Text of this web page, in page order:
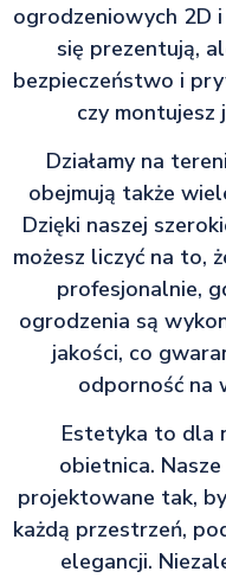
ogrodzeniowych 2D
się prezentują,
bezpieczeństwo i
czy montujesz
Działamy na
obejmują także
Dzięki naszej
możesz liczyć na to,
profesjonalnie,
ogrodzenia są
jakości, co
odporność na
Estetyka to dla
obietnica.
projektowane tak,
każdą przestrzeń,
elegancji.